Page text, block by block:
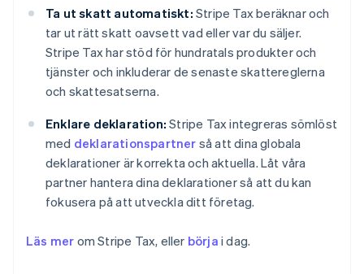
Ta ut skatt automatiskt: Stripe Tax beräknar och
tar ut rätt skatt oavsett vad eller var du säljer.
Stripe Tax har stöd för hundratals produkter och
tjänster och inkluderar de senaste skattereglerna
och skattesatserna.
Enklare deklaration: Stripe Tax integreras sömlöst
med deklarationspartner så att dina globala
deklarationer är korrekta och aktuella. Låt våra
partner hantera dina deklarationer så att du kan
fokusera på att utveckla ditt företag.
Läs mer om Stripe Tax, eller börja i dag.
Australien